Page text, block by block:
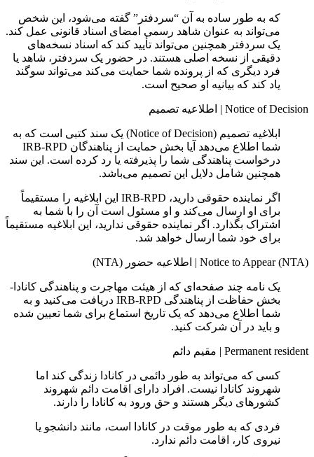
که به طور ساده به آن “سردفتر” گفته می‌شود، این شخص
می‌تواند به عنوان شاهد رسمی امضای اسناد قانونی عمل کند.
یک سردفتر همچنین می‌تواند تأیید کند که اسناد نسخه‌های
دقیقی از نسخه اصلی هستند. در حضور یک سردفتر، شاهد یا
فرد دیگری که از پرونده شما حمایت می‌کند می‌تواند سوگند
یاد کند که بیانیه او صحیح است.
Notice of Decision
| اطلاعیه تصميم
ابلاغیه تصمیم (Notice of Decision) یک سند کتبی است که به
شما اطلاع می‌دهد آیا بخش حمایت از پناهندگان IRB-RPD
درخواست پناهندگی شما را پذیرفته یا رد کرده است. این سند
همچنین شامل دلایل این تصمیم می‌باشد.
اگر نماینده حقوقی دارید، IRB-RPD این ابلاغیه را مستقیماً
برای او ارسال می‌کند و او مسئول است آن را با شما به
اشتراک بگذارد. اگر نماینده حقوقی ندارید، این ابلاغیه مستقیماً
برای خود شما ارسال خواهد شد.
Notice to Appear (NTA)
| اطلاعیه حضور (NTA)
یک نامه چند صفحه‌ای که از هیئت مهاجرت و پناهندگی کانادا-
بخش حفاظت از پناهندگی IRB-RPD دریافت می‌کنید و به
شما اطلاع می‌دهد که یک تاریخ استماع برای شما تعیین شده
و باید در آن شرکت کنید.
Permanent resident
| مقیم دائم
کسی که می‌تواند به‌ طور دائمی در کانادا زندگی کند اما
شهروند کانادا نیست. افراد دارای اقامت دائم شهروند
کشورهای دیگر هستند و حق ورود به کانادا را دارند.
فردی که به‌ طور موقت در کانادا است، مانند دانشجو یا
نیروی کار، اقامت دائم ندارد.